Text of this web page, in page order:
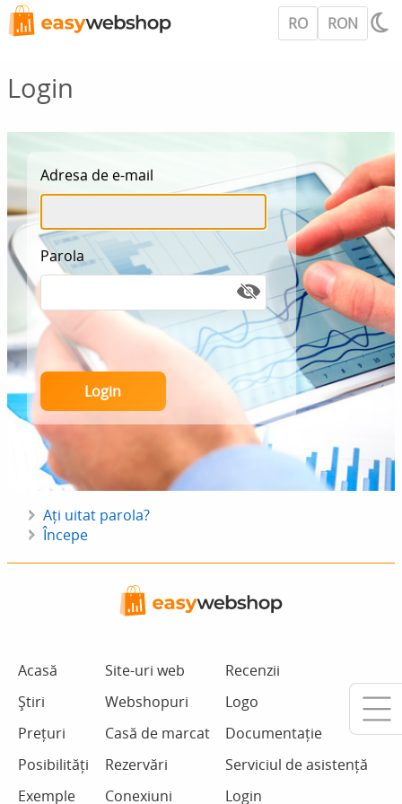
RO RON
Login
Adresa de e-mail
Parola
Ați uitat parola?
Începe
Acasă
Știri
Prețuri
Posibilități
Exemple
Site-uri web
Webshopuri
Casă de marcat
Rezervări
Conexiuni
Recenzii
Logo
Documentație
Serviciul de asistență
Login